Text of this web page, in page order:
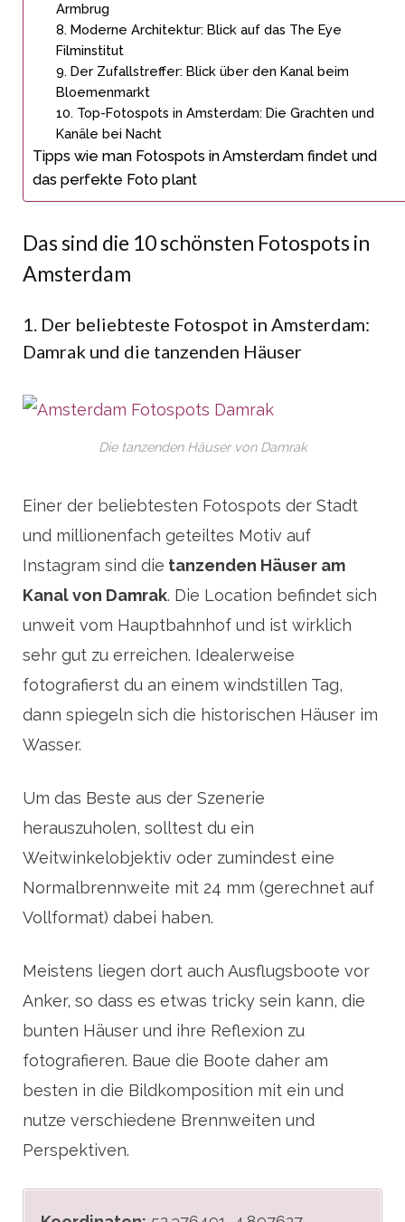
Armbrug
8. Moderne Architektur: Blick auf das The Eye
Filminstitut
9. Der Zufallstreffer: Blick über den Kanal beim
Bloemenmarkt
10. Top-Fotospots in Amsterdam: Die Grachten und
Kanäle bei Nacht
Tipps wie man Fotospots in Amsterdam findet und
das perfekte Foto plant
Das sind die 10 schönsten Fotospots in
Amsterdam
1. Der beliebteste Fotospot in Amsterdam:
Damrak und die tanzenden Häuser
Die tanzenden Häuser von Damrak
Einer der beliebtesten Fotospots der Stadt
und millionenfach geteiltes Motiv auf
Instagram sind die tanzenden Häuser am
Kanal von Damrak. Die Location befindet sich
unweit vom Hauptbahnhof und ist wirklich
sehr gut zu erreichen. Idealerweise
fotografierst du an einem windstillen Tag,
dann spiegeln sich die historischen Häuser im
Wasser.
Um das Beste aus der Szenerie
herauszuholen, solltest du ein
Weitwinkelobjektiv oder zumindest eine
Normalbrennweite mit 24 mm (gerechnet auf
Vollformat) dabei haben.
Meistens liegen dort auch Ausflugsboote vor
Anker, so dass es etwas tricky sein kann, die
bunten Häuser und ihre Reflexion zu
fotografieren. Baue die Boote daher am
besten in die Bildkomposition mit ein und
nutze verschiedene Brennweiten und
Perspektiven.